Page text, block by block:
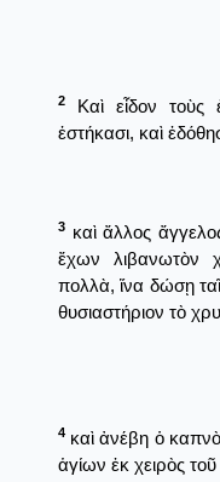
2
Καὶ εἶδον τοὺς
ἑστήκασι, καὶ
3 καὶ ἄλλος
ἔχων λιβανωτὸν
πολλὰ, ἵνα δώσῃ
θυσιαστήριον τὸ
4 καὶ ἀνέβη ὁ
ἁγίων ἐκ χειρὸς